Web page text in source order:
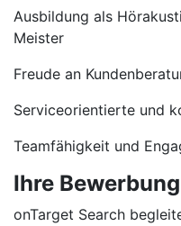
Ausbildung als
Meister
Freude an
Serviceorientierte und
Teamfähigkeit und
Ihre Bewerbung
onTarget Search